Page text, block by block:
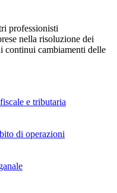
professionisti
nella risoluzione dei
continui cambiamenti delle
e tributaria
di operazioni